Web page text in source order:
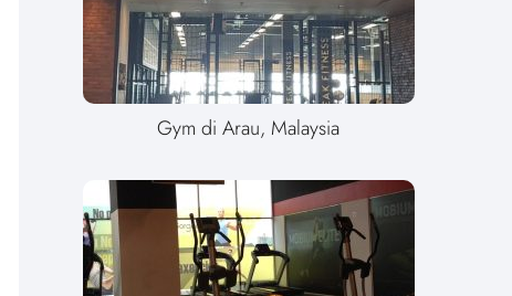
Gym di Arau, Malaysia